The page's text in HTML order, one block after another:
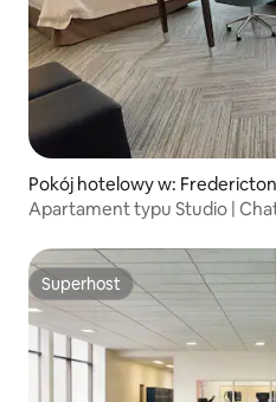
Pokój hotelowy w: Fredericton
Apartament typu Studio |
Superhost
Superhost